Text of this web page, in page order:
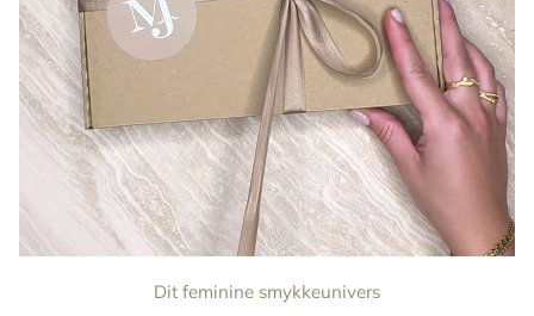
Dit feminine smykkeunivers